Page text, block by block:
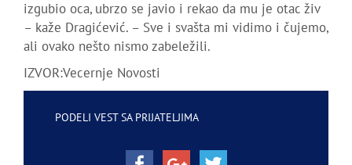
izgubio oca, ubrzo se javio i rekao da mu je otac živ
– kaže Dragićević. – Sve i svašta mi vidimo i čujemo,
ali ovako nešto nismo zabeležili.
IZVOR:Vecernje Novosti
PODELI VEST SA PRIJATELJIMA